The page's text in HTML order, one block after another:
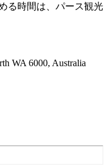
る時間は、パース観光
WA 6000, Australia